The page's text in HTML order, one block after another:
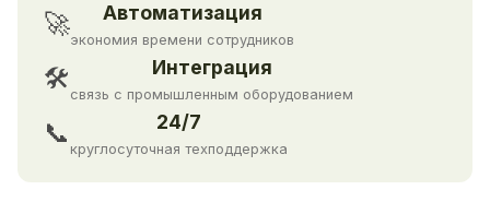
🚀 Автоматизация
экономия времени сотрудников
🛠 Интеграция
связь с промышленным оборудованием
📞 24/7
круглосуточная техподдержка